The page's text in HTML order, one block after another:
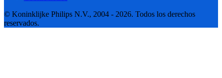
© Koninklijke Philips N.V., 2004 - 2026. Todos los derechos
reservados.